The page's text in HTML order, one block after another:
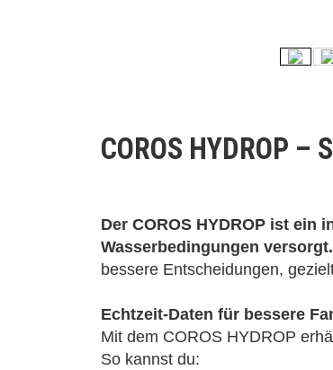
COROS HYDROP
Der COROS HYDROP ist
Wasserbedingungen versorgt.
bessere Entscheidungen,
Echtzeit-Daten für bessere
Mit dem COROS HYDROP
So kannst du: